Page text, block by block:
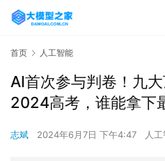
首页 人工智能
AI首次参与判卷！九
2024高考，谁能拿下
志斌 2024年6月7日 下午4:47 人